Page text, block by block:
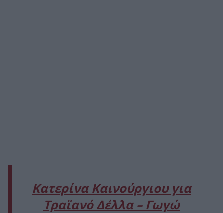
Κατερίνα Καινούργιου για
Τραϊανό Δέλλα – Γωγώ